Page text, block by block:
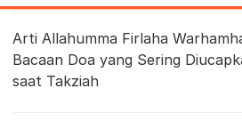
Arti Allahumma Firlaha
Bacaan Doa yang Sering
saat Takziah